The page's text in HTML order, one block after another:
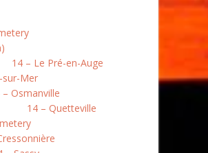
14 – Le Pré-en-Auge
sur-Mer
– Osmanville
14 – Quetteville